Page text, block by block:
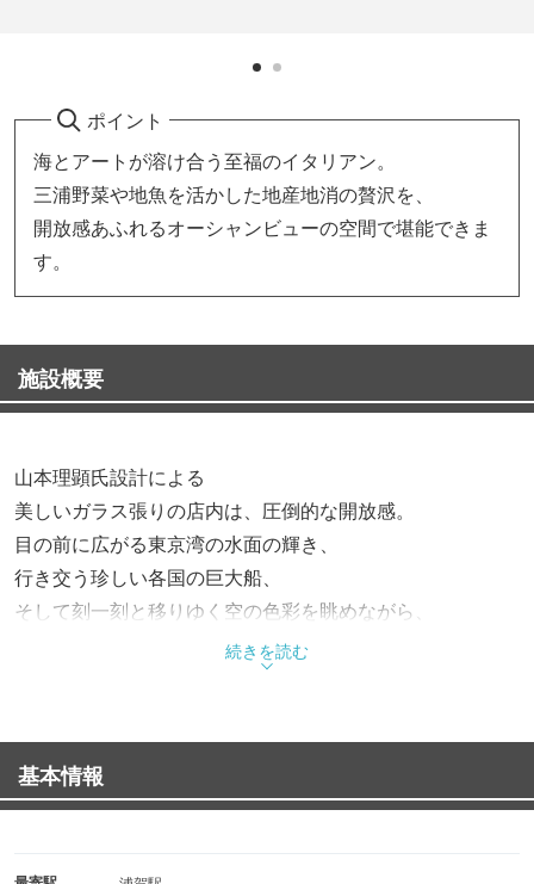
ポイント
海とアートが溶け合う至福のイタリアン。
三浦野菜や地魚を活かした地産地消の贅沢を、
開放感あふれるオーシャンビューの空間で堪能できま
す。
施設概要
山本理顕氏設計による
美しいガラス張りの店内は、圧倒的な開放感。
目の前に広がる東京湾の水面の輝き、
行き交う珍しい各国の巨大船、
そして刻一刻と移りゆく空の色彩を眺めながら、
ゆったりとした時間を過ごせる最高のロケーションです。
三浦半島の旬の野菜や地魚を
贅沢に使った地産地消のイタリアンをご提供。
大切なご家族やお仲間とのご会食はもちろん、
す。
続きを読む
基本情報